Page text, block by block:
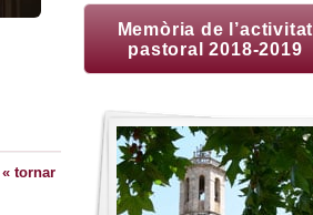
« tornar
Memòria de l’activitat
pastoral 2018-2019